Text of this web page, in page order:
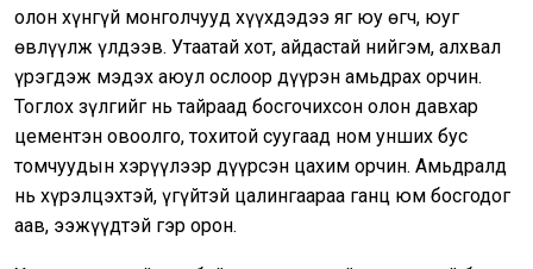
олон хүнгүй монголчууд хүүхдэдээ яг юу өгч, юуг
өвлүүлж үлдээв. Утаатай хот, айдастай нийгэм, алхвал
үрэгдэж мэдэх аюул ослоор дүүрэн амьдрах орчин.
Тоглох зүлгийг нь тайраад босгочихсон олон давхар
цементэн овоолго, тохитой суугаад ном унших бус
томчуудын хэрүүлээр дүүрсэн цахим орчин. Амьдралд
нь хүрэлцэхтэй, үгүйтэй цалингаараа ганц юм босгодог
аав, ээжүүдтэй гэр орон.